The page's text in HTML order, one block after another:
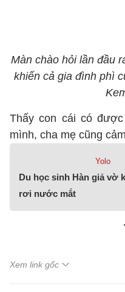
Màn chào hỏi lần đầu
khiến cả gia đình phì
Thấy con cái có
mình, cha mẹ cũng
Yolo
Du học sinh Hàn giả vờ
rơi nước mắt
Xem link gốc